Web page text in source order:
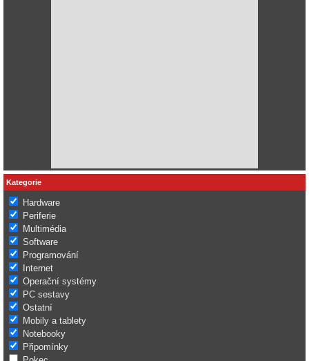
Kategorie
Hardware
Periferie
Multimédia
Software
Programování
Internet
Operační systémy
PC sestavy
Ostatní
Mobily a tablety
Notebooky
Připomínky